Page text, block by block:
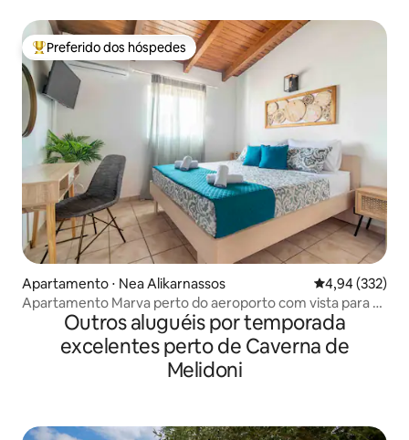
Entre os melhores preferidos dos hóspedes
Preferido dos hóspedes
Apartamento ⋅ Nea Alikarnassos 4,94 de uma
4,94 (332)
Apartamento Marva perto do aeroporto com vista para o
Outros aluguéis por temporada
excelentes perto de Caverna de
Melidoni